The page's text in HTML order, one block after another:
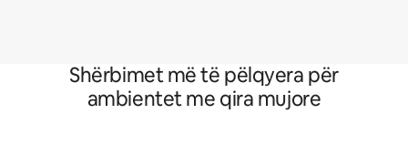
Shërbimet më të pëlqyera për
ambientet me qira mujore